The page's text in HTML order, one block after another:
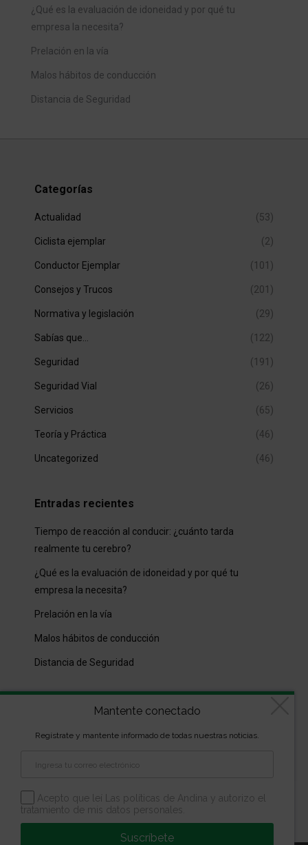
¿Qué es la evaluación de idoneidad y por qué tu
empresa la necesita?
Prelación en la vía
Malos hábitos de conducción
Distancia de Seguridad
Categorías
Actualidad (53)
Ciclista ejemplar (2)
Conductor Ejemplar (101)
Consejos y Trucos (201)
Normativa y legislación (29)
Sabías que… (122)
Seguridad (191)
Seguridad Vial (26)
Servicios (65)
Teoría y Práctica (46)
Uncategorized (46)
Entradas recientes
Tiempo de reacción al conducir: ¿cuánto tarda
realmente tu cerebro?
¿Qué es la evaluación de idoneidad y por qué tu
empresa la necesita?
Prelación en la vía
Malos hábitos de conducción
Distancia de Seguridad
Archivos
Diseñado por kVmarketing| Copyright Las marcas son
propiedad de la Escuela Andina | Todos los derechos
Mantente conectado
Regístrate y mantente informado de todas nuestras noticias.
Acepto que leí Las políticas de Andina y autorizo el
tratamiento de mis datos personales.
Suscríbete